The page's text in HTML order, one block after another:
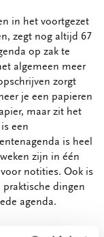
in het voortgezet
zegt nog altijd 67
op zak te
algemeen meer
zorgt
je een papieren
maar zit het
een
is heel
zijn in één
notities. Ook is
dingen
agenda.
ontworpen met